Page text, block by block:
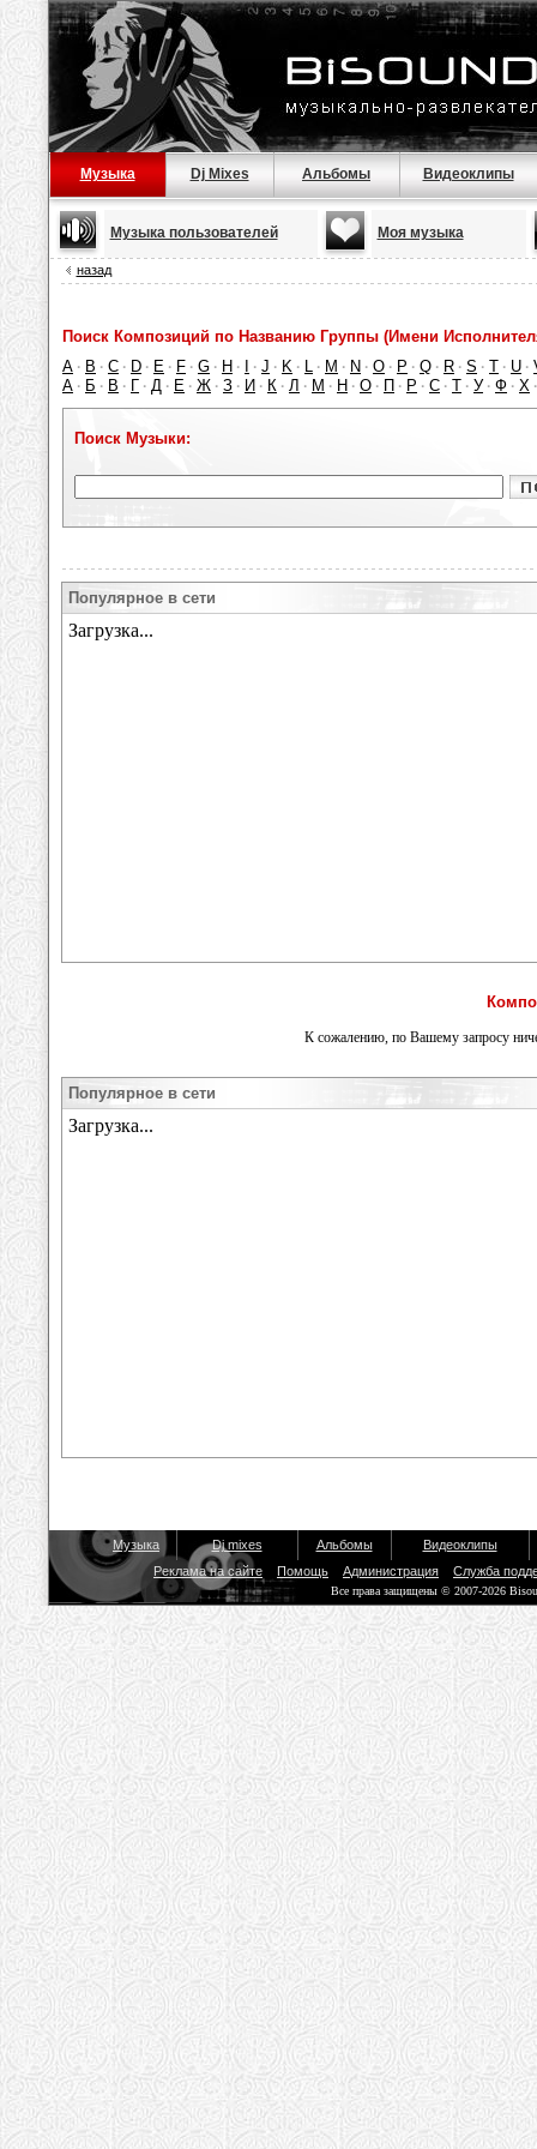
Музыка Dj Mixes Альбомы Видеоклипы
Музыка пользователей Моя музыка
назад
Поиск Композиций по Названию Группы (Имени
A · B · C · D · E · F · G · H · · J · K · L · M · N · O · P · Q · R · S · T · U ·
А · Б · В · Г · Д · Е · Ж · З · И · К · Л · М · Н · О · П · Р · С · Т · У · Ф · Х
Поиск Музыки:
Популярное в сети
К сожалению, по Вашему запросу
Популярное в сети
Музыка Dj mixes Альбомы
Видеоклипы
Реклама на сайте
Помощь Администрация Служба
Все права защищены © 2007-2026